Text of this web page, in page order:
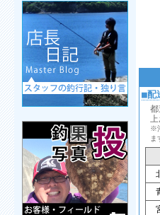
■配
※
ま